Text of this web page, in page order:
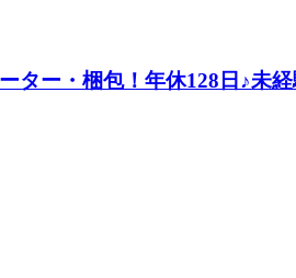
ター・梱包！年休128日♪未